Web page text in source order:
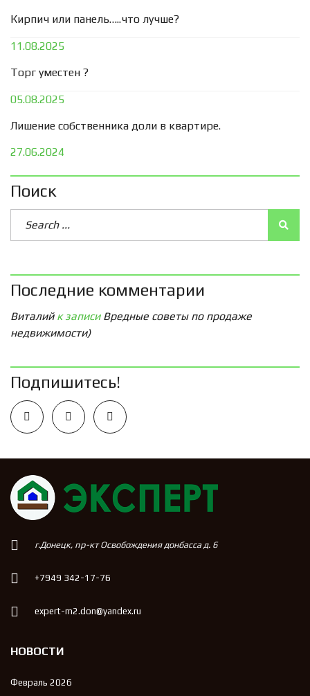
Кирпич или панель…..что лучше?
11.08.2025
Торг уместен ?
05.08.2025
Лишение собственника доли в квартире.
27.06.2024
Поиск
Последние комментарии
Виталийк записи Вредные советы по продаже
недвижимости)
Подпишитесь!
г.Донецк, пр-кт Освобождения донбасса д. 6
+7949 342-17-76
expert-m2.don@yandex.ru
НОВОСТИ
Февраль 2026